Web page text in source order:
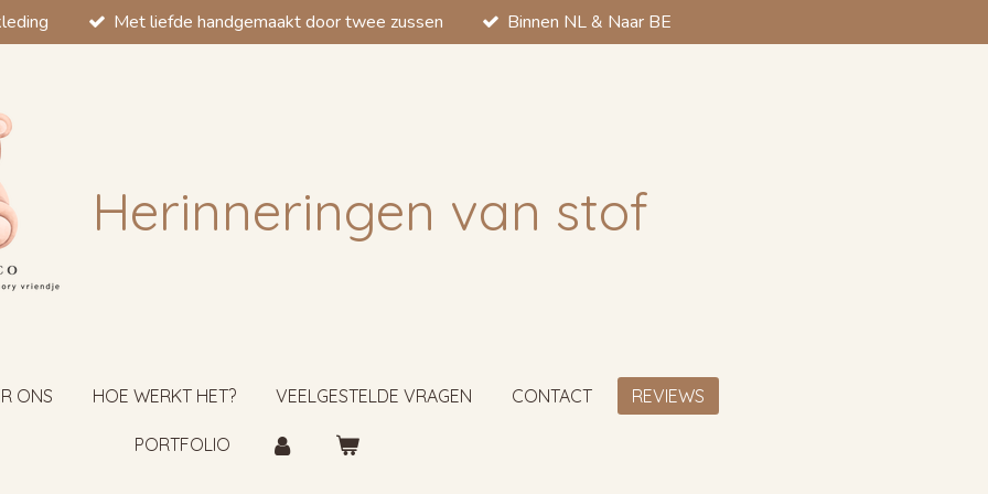
Met liefde handgemaakt door twee zussen Binnen NL & Naar BE
Herinneringen van stof
ONS HOE WERKT HET? VEELGESTELDE VRAGEN CONTACT REVIEWS
PORTFOLIO